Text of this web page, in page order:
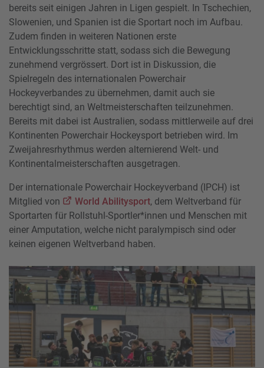
bereits seit einigen Jahren in Ligen gespielt. In Tschechien,
Slowenien, und Spanien ist die Sportart noch im Aufbau.
Zudem finden in weiteren Nationen erste
Entwicklungsschritte statt, sodass sich die Bewegung
zunehmend vergrössert. Dort ist in Diskussion, die
Spielregeln des internationalen Powerchair
Hockeyverbandes zu übernehmen, damit auch sie
berechtigt sind, an Weltmeisterschaften teilzunehmen.
Bereits mit dabei ist Australien, sodass mittlerweile auf drei
Kontinenten Powerchair Hockeysport betrieben wird. Im
Zweijahresrhythmus werden alternierend Welt- und
Kontinentalmeisterschaften ausgetragen.
Der internationale Powerchair Hockeyverband (IPCH) ist
Mitglied von
World Abilitysport, dem Weltverband für
Sportarten für Rollstuhl-Sportler*innen und Menschen mit
einer Amputation, welche nicht paralympisch sind oder
keinen eigenen Weltverband haben.